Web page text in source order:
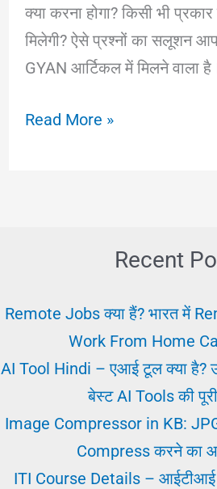
क्या करना होगा? किसी भी
मिलेगी? ऐसे प्रश्नों का सलूशन
GYAN आर्टिकल में मिलने वाला
Job
नौकरी
पता
Read More »
Recent
Remote Jobs क्या हैं? भारत में
Work From Home
AI Tool Hindi – एआई टूल क्या है?
बेस्ट AI Tools की
Image Compressor in KB:
Compress करने का
ITI Course Details – आईटीआई